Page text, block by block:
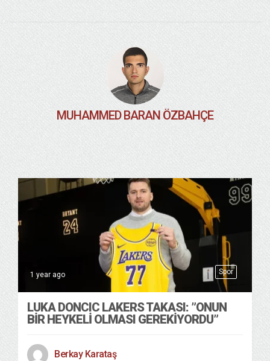
MUHAMMED BARAN ÖZBAHÇE
Spor
1 year ago
LUKA DONCIC LAKERS TAKASI: ”ONUN
BIR HEYKELI OLMASI GEREKIYORDU”
Berkay Karataş